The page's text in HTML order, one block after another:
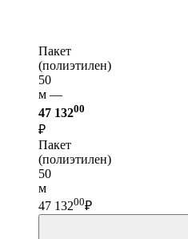
Пакет
(полиэтилен)
50
м —
47 13200
₽
Пакет
(полиэтилен)
50
м
47 13200₽